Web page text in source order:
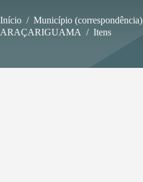
Início / Município (correspondência)
ARAÇARIGUAMA / Itens